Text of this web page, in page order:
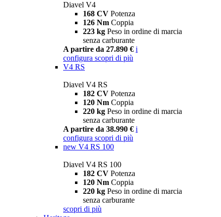
Diavel V4
168 CV Potenza
126 Nm Coppia
223 kg Peso in ordine di marcia
senza carburante
A partire da 27.890 € i
configura scopri di più
V4 RS
Diavel V4 RS
182 CV Potenza
120 Nm Coppia
220 kg Peso in ordine di marcia
senza carburante
A partire da 38.990 € i
configura scopri di più
new V4 RS 100
Diavel V4 RS 100
182 CV Potenza
120 Nm Coppia
220 kg Peso in ordine di marcia
senza carburante
scopri di più